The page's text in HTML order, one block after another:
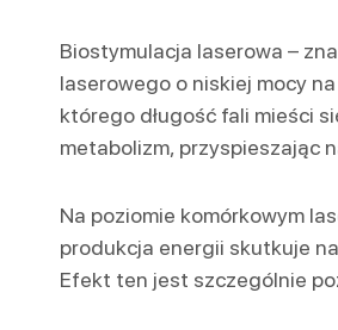
Biostymulacja laserowa –
laserowego o niskiej mocy
którego długość fali mieści
metabolizm, przyspieszając
Na poziomie komórkowym
produkcja energii skutkuje
Efekt ten jest szczególnie